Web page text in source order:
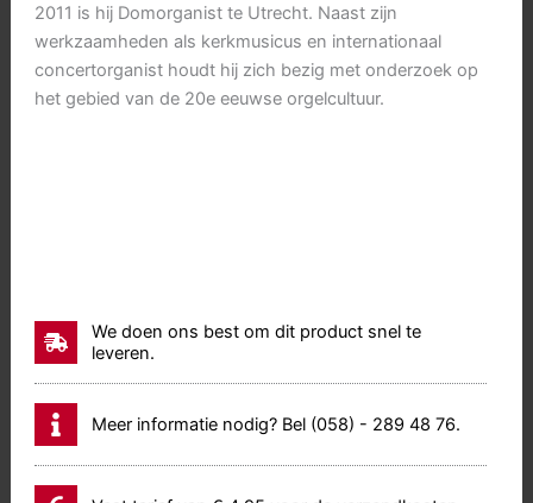
We doen ons best om dit product snel te
leveren.
Meer informatie nodig? Bel (058) - 289 48 76.
2011 is hij Domorganist te Utrecht. Naast zijn
werkzaamheden als kerkmusicus en internationaal
concertorganist houdt hij zich bezig met onderzoek op
het gebied van de 20e eeuwse orgelcultuur.